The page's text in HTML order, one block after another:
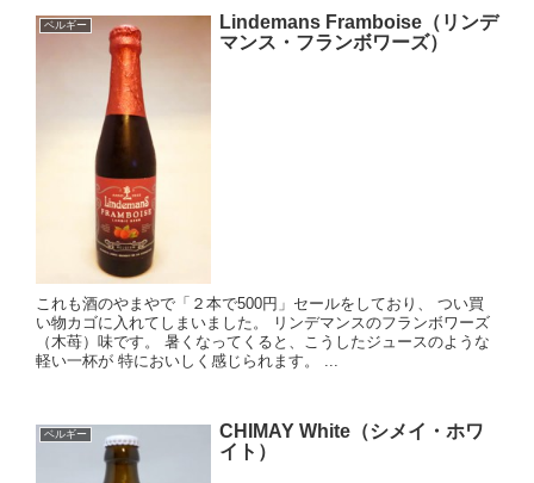
ベルギー
Lindemans Framboise（リンデ
マンス・フランボワーズ）
これも酒のやまやで「２本で500円」セールをしており、 つい買
い物カゴに入れてしまいました。 リンデマンスのフランボワーズ
（木苺）味です。 暑くなってくると、こうしたジュースのような
軽い一杯が 特においしく感じられます。 ...
ベルギー
CHIMAY White（シメイ・ホワ
イト）